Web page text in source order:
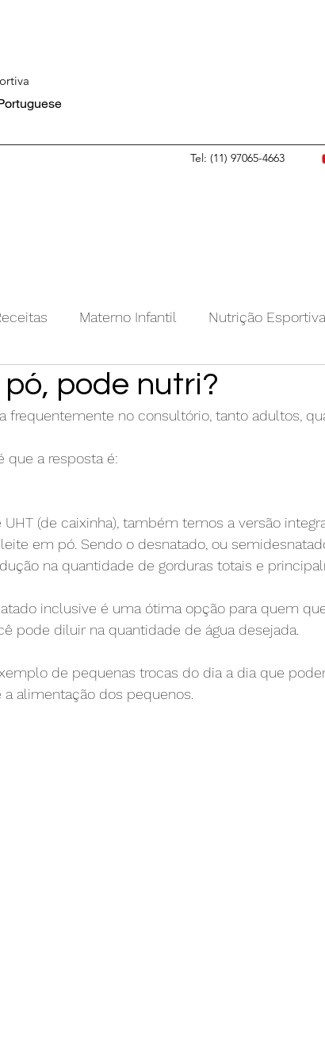
Tel: (11) 97065-4663
Materno Infantil Nutrição Esportiva
pode nutri?
frequentemente no consultório, tanto adultos,
que a resposta é:
(de caixinha), também temos a versão
em pó. Sendo o desnatado, ou
na quantidade de gorduras totais e
inclusive é uma ótima opção para quem
pode diluir na quantidade de água desejada.
de pequenas trocas do dia a dia que
alimentação dos pequenos.